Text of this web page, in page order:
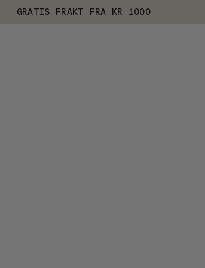
GRATIS FRAKT FRA KR 1000